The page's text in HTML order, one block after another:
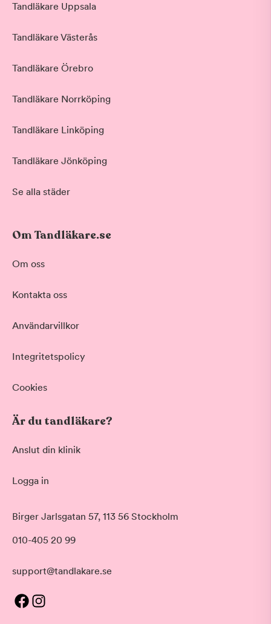
Tandläkare Uppsala
Tandläkare Västerås
Tandläkare Örebro
Tandläkare Norrköping
Tandläkare Linköping
Tandläkare Jönköping
Se alla städer
Om Tandläkare.se
Om oss
Kontakta oss
Användarvillkor
Integritetspolicy
Cookies
Är du tandläkare?
Anslut din klinik
Logga in
Birger Jarlsgatan 57, 113 56 Stockholm
010-405 20 99
support@tandlakare.se